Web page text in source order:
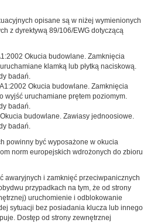
opisane są w niżej wymienionych
z dyrektywą 89/106/EWG dotyczącą
Okucia budowlane. Zamknięcia
klamką lub płytką naciskową.
badań.
Okucia budowlane. Zamknięcia
wyjść uruchamiane prętem poziomym.
badań.
budowlane. Zawiasy jednoosiowe.
badań.
powinny być wyposażone w okucia
norm europejskich wdrożonych do zbioru
awaryjnych i zamknięć przeciwpanicznych
przypadkach na tym, że od strony
uruchomienie i odblokowanie
sytuacji bez posiadania klucza lub innego
Dostęp od strony zewnętrznej